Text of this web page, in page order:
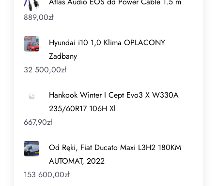
889,00zł
Hyundai i10 1,0 Klima OPLACONY
Zadbany
32 500,00zł
Hankook Winter I Cept Evo3 X W330A
235/60R17 106H Xl
667,90zł
Od Ręki, Fiat Ducato Maxi L3H2 180KM
AUTOMAT, 2022
153 600,00zł